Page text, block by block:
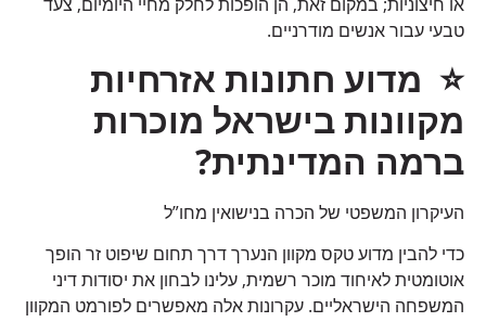
טבעי עבור אנשים מודרניים.
⭐
מדוע חתונות אזרחיות
מקוונות בישראל מוכרות
ברמה המדינתית?
העיקרון המשפטי של הכרה בנישואין מחו”ל
כדי להבין מדוע טקס מקוון הנערך דרך תחום שיפוט זר הופך
אוטומטית לאיחוד מוכר רשמית, עלינו לבחון את יסודות דיני
המשפחה הישראליים. עקרונות אלה מאפשרים לפורמט המקוון